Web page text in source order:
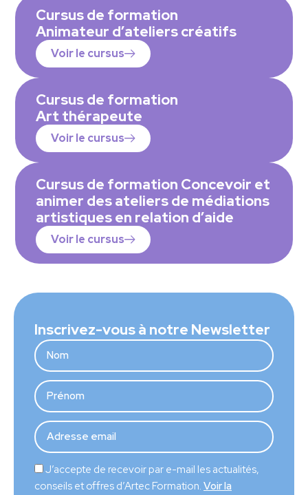
Cursus de formation
Animateur d’ateliers créatifs
Voir le cursus
Cursus de formation
Art thérapeute
Voir le cursus
Cursus de formation Concevoir et
animer des ateliers de médiations
artistiques en relation d’aide
Voir le cursus
Inscrivez-vous à notre Newsletter
J’accepte de recevoir par e-mail les actualités,
conseils et offres d’Artec Formation. Voir la